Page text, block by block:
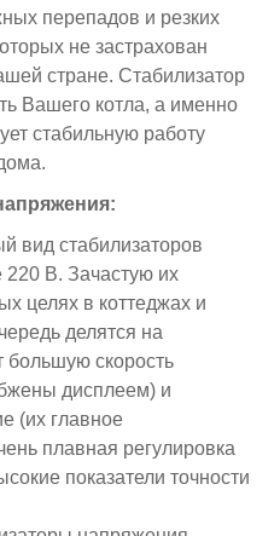
перепадов и резких
не застрахован
стране. Стабилизатор
Вашего котла, а именно
стабильную работу
вид стабилизаторов
В. Зачастую их
целях в коттеджах и
делятся на
скорость
дисплеем) и
(их главное
плавная регулировка
показатели точности